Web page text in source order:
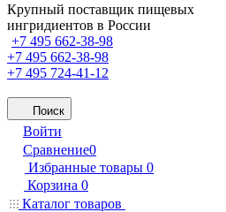
Крупный поставщик пищевых
ингридиентов в России
+7 495 662-38-98
+7 495 662-38-98
+7 495 724-41-12
Поиск
Войти
Сравнение0
Избранные товары 0
Корзина 0
Каталог товаров